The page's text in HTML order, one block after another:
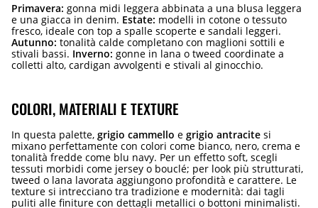
Primavera: gonna midi leggera abbinata a una blusa leggera
e una giacca in denim. Estate: modelli in cotone o tessuto
fresco, ideale con top a spalle scoperte e sandali leggeri.
Autunno: tonalità calde completano con maglioni sottili e
stivali bassi. Inverno: gonne in lana o tweed coordinate a
colletti alto, cardigan avvolgenti e stivali al ginocchio.
COLORI, MATERIALI E TEXTURE
In questa palette, grigio cammello e grigio antracite si
mixano perfettamente con colori come bianco, nero, crema e
tonalità fredde come blu navy. Per un effetto soft, scegli
tessuti morbidi come jersey o bouclé; per look più strutturati,
tweed o lana lavorata aggiungono profondità e carattere. Le
texture si intrecciano tra tradizione e modernità: dai tagli
puliti alle finiture con dettagli metallici o bottoni minimalisti.